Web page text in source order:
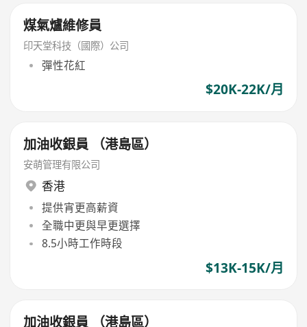
煤氣爐維修員
印天堂科技（國際）公司
彈性花紅
$20K-22K/月
加油收銀員 （港島區）
安萌管理有限公司
香港
提供宵更高薪資
全職中更與早更選擇
8.5小時工作時段
$13K-15K/月
加油收銀員 （港島區）